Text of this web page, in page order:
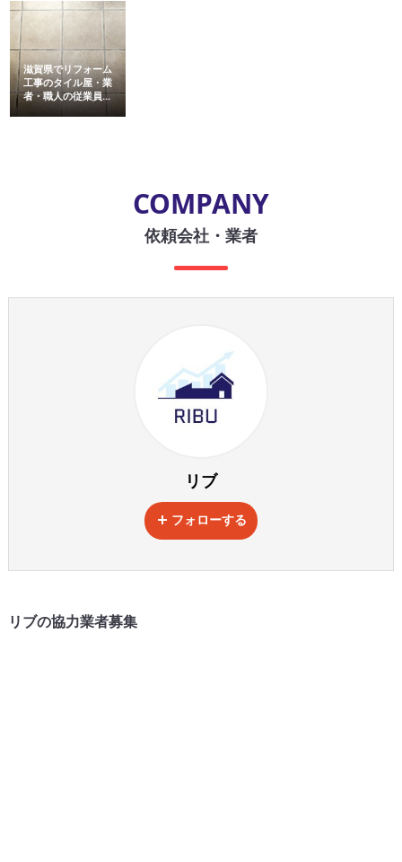
滋賀県でリフォーム
工事のタイル屋・業
者・職人の従業員...
COMPANY
依頼会社・業者
リブ
フォローする
リブの協力業者募集